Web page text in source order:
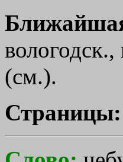
(см.).
Страницы: